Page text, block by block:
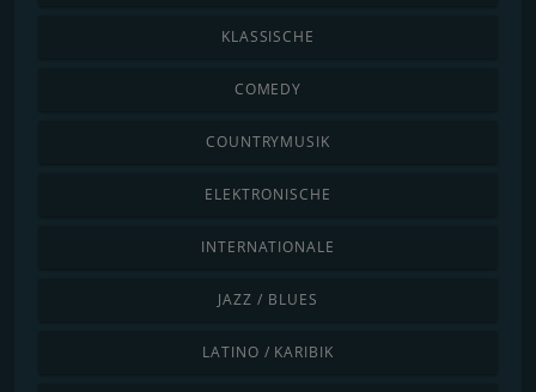
KLASSISCHE
COMEDY
COUNTRYMUSIK
ELEKTRONISCHE
INTERNATIONALE
JAZZ / BLUES
LATINO / KARIBIK